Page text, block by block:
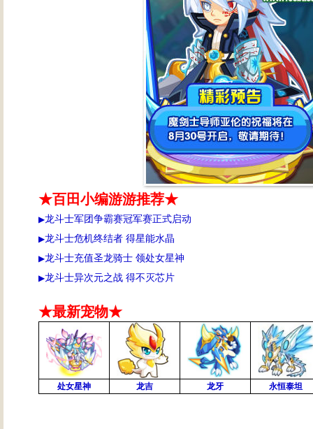
★百田小编游游推荐★
▶龙斗士军团争霸赛冠军赛正式启动
▶龙斗士危机终结者 得星能水晶
▶龙斗士充值圣龙骑士 领处女星神
▶龙斗士异次元之战 得不灭芯片
★最新宠物★
处女星神 龙吉 龙牙 永恒泰坦